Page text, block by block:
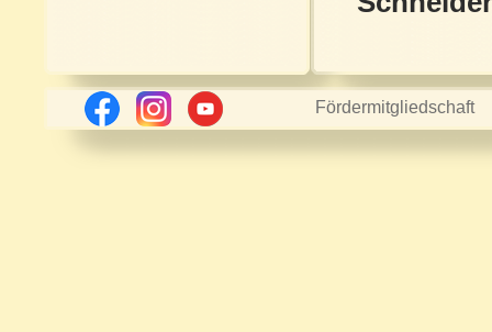
Fördermitgliedschaft